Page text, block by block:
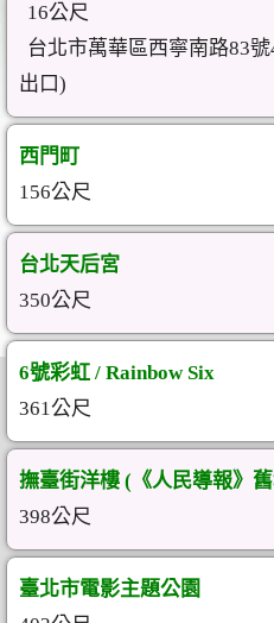
16公尺
台北市萬華區西寧南路83
出口)
西門町
156公尺
台北天后宮
350公尺
6號彩虹 / Rainbow Six
361公尺
撫臺街洋樓 (《人民導報》
398公尺
臺北市電影主題公園